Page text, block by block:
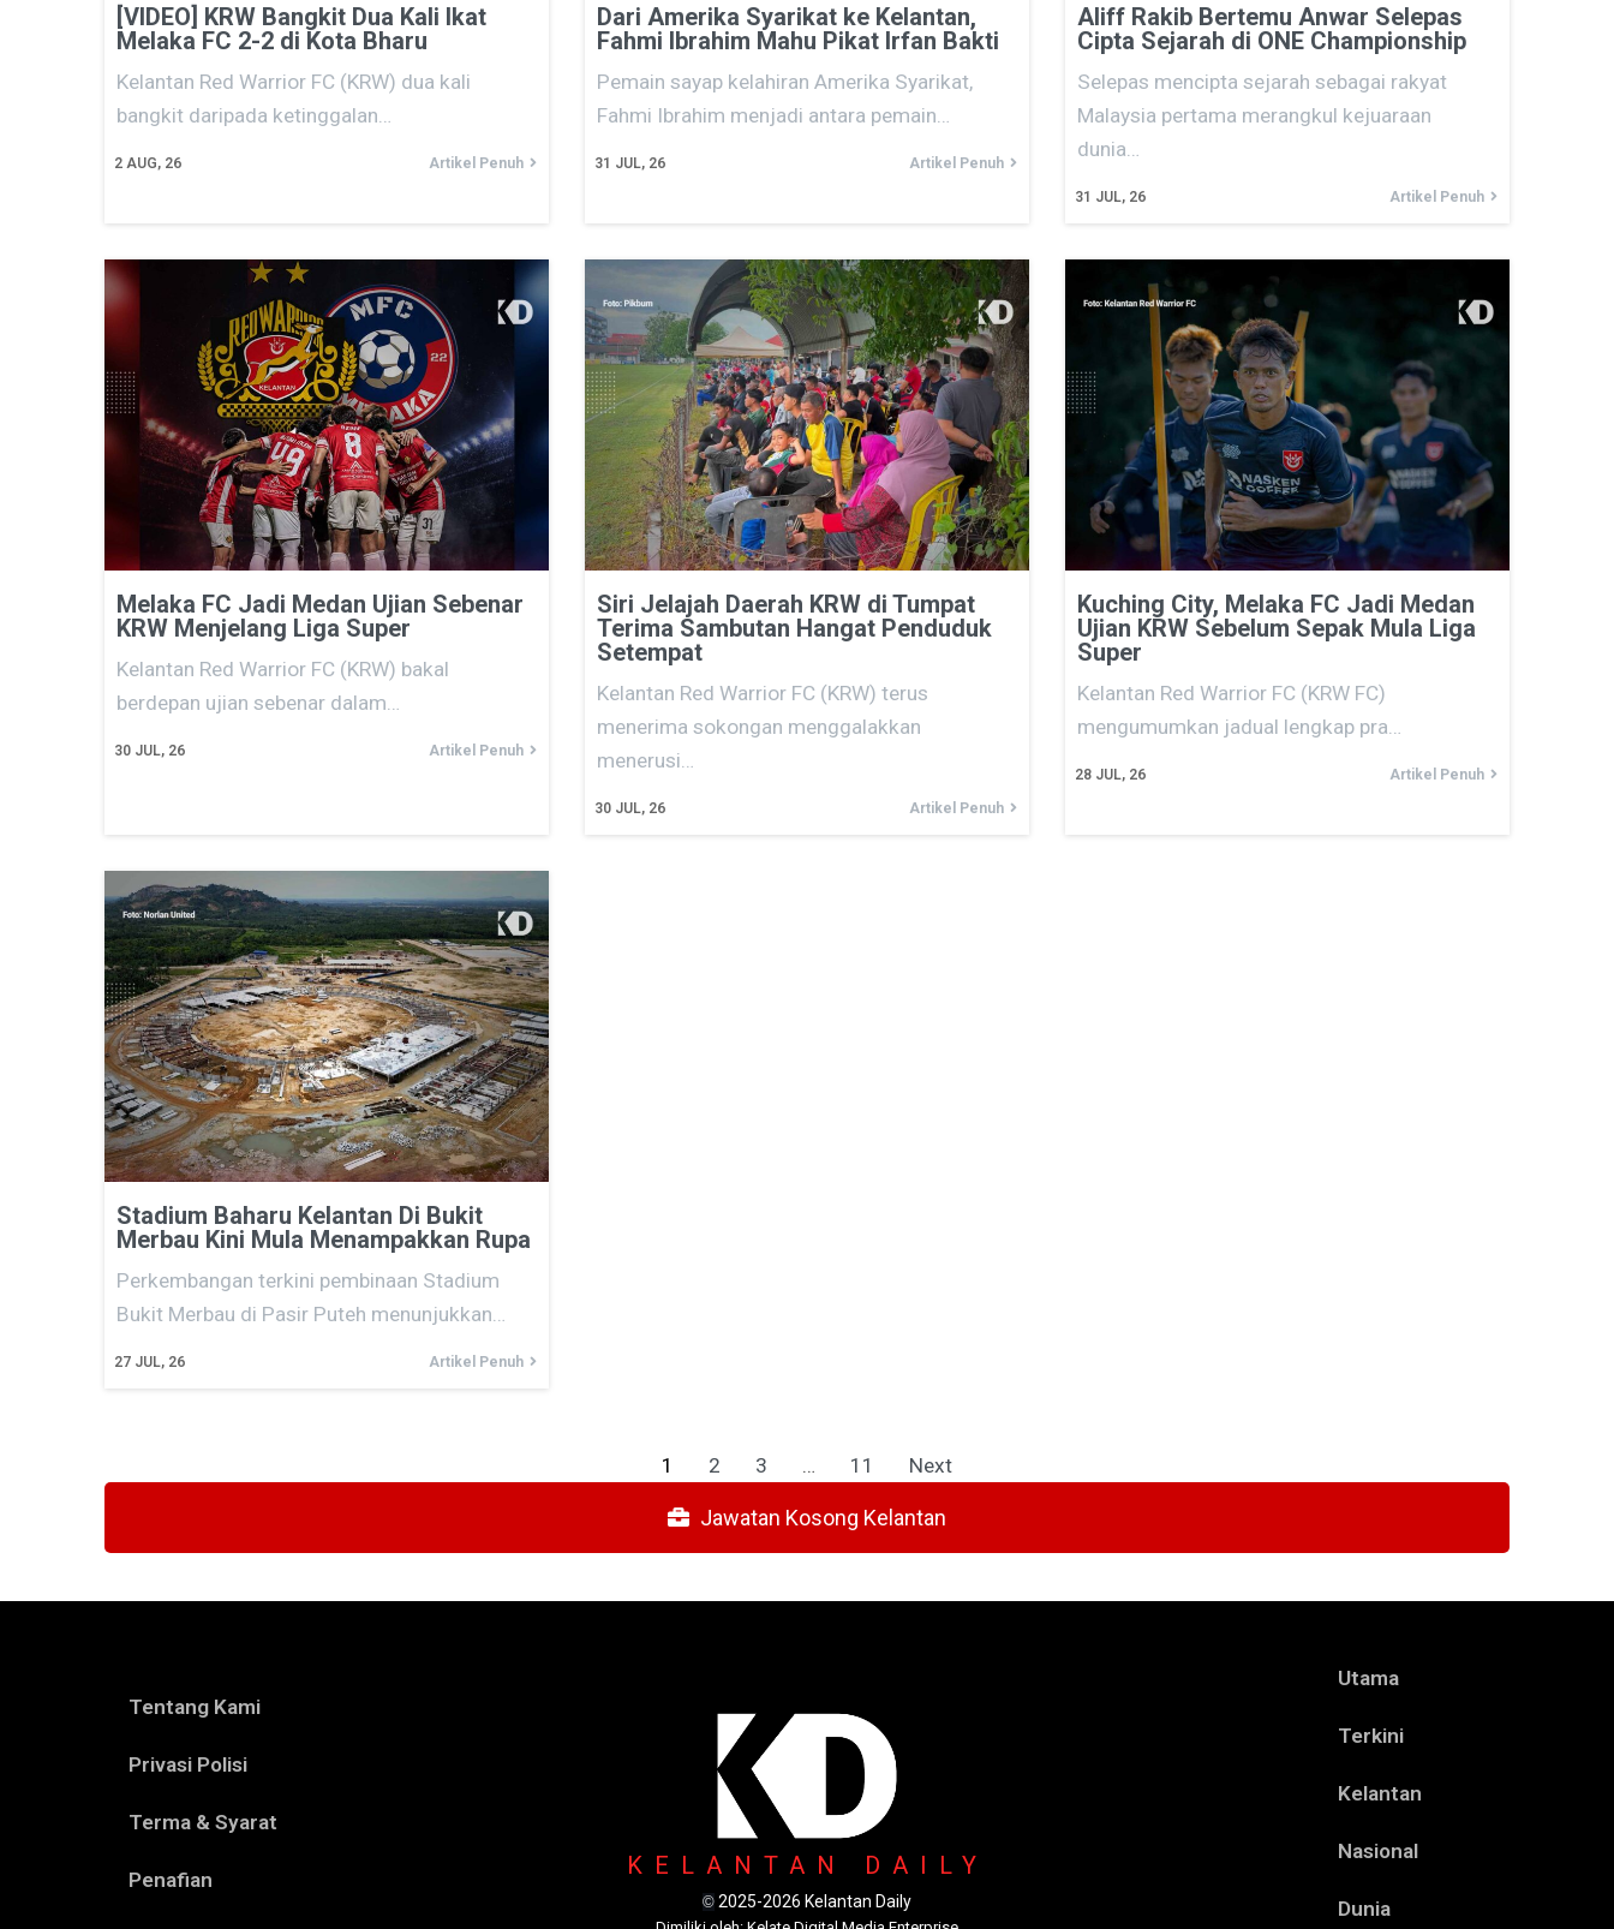
[VIDEO] KRW Bangkit Dua Kali Ikat
Melaka FC 2-2 di Kota Bharu
2 AUG, 26
Kelantan Red Warrior FC (KRW) dua kali
bangkit daripada ketinggalan…
Artikel Penuh
Dari Amerika Syarikat ke Kelantan,
Fahmi Ibrahim Mahu Pikat Irfan Bakti
31 JUL, 26
Pemain sayap kelahiran Amerika Syarikat,
Fahmi Ibrahim menjadi antara pemain…
Artikel Penuh
Aliff Rakib Bertemu Anwar Selepas
Cipta Sejarah di ONE Championship
31 JUL, 26
Selepas mencipta sejarah sebagai rakyat
Malaysia pertama merangkul kejuaraan
dunia…
Artikel Penuh
Melaka FC Jadi Medan Ujian Sebenar
KRW Menjelang Liga Super
30 JUL, 26
Kelantan Red Warrior FC (KRW) bakal
berdepan ujian sebenar dalam…
Artikel Penuh
Siri Jelajah Daerah KRW di Tumpat
Terima Sambutan Hangat Penduduk
Setempat
30 JUL, 26
Kelantan Red Warrior FC (KRW) terus
menerima sokongan menggalakkan
menerusi…
Artikel Penuh
Kuching City, Melaka FC Jadi Medan
Ujian KRW Sebelum Sepak Mula Liga
Super
28 JUL, 26
Kelantan Red Warrior FC (KRW FC)
mengumumkan jadual lengkap pra…
Artikel Penuh
Stadium Baharu Kelantan Di Bukit
Merbau Kini Mula Menampakkan Rupa
27 JUL, 26
Perkembangan terkini pembinaan Stadium
Bukit Merbau di Pasir Puteh menunjukkan…
Artikel Penuh
1 2 3 … 11 Next
Jawatan Kosong Kelantan
Tentang Kami
Privasi Polisi
Terma & Syarat
Penafian KELANTAN DAILY
© 2025-2026 Kelantan Daily
Utama
Terkini
Kelantan
Nasional
Dunia